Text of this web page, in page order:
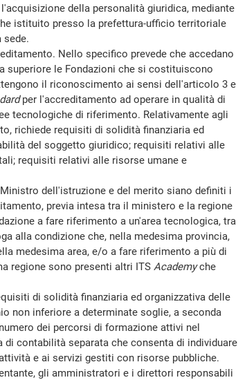
della personalità giuridica, mediante
istituito presso la prefettura-ufficio territoriale
sede.
Nello specifico prevede che accedano
superiore le Fondazioni che si costituiscono
il riconoscimento ai sensi dell'articolo 3 e
per l'accreditamento ad operare in qualità di
tecnologiche di riferimento. Relativamente agli
richiede requisiti di solidità finanziaria ed
del soggetto giuridico; requisiti relativi alle
requisiti relativi alle risorse umane e
dell'istruzione e del merito siano definiti i
previa intesa tra il ministero e la regione
a fare riferimento a un'area tecnologica, tra
alla condizione che, nella medesima provincia,
medesima area, e/o a fare riferimento a più di
regione sono presenti altri ITS Academyche
di solidità finanziaria ed organizzativa delle
non inferiore a determinate soglie, a seconda
dei percorsi di formazione attivi nel
contabilità separata che consenta di individuare
e ai servizi gestiti con risorse pubbliche.
gli amministratori e i direttori responsabili